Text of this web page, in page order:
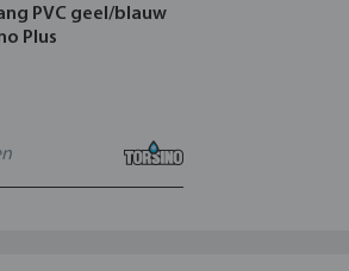
PVC geel/blauw
Plus